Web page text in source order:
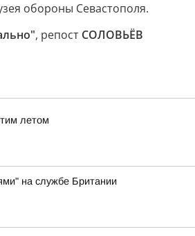
обороны Севастополя.
, репост СОЛОВЬЁВ
летом
на службе Британии